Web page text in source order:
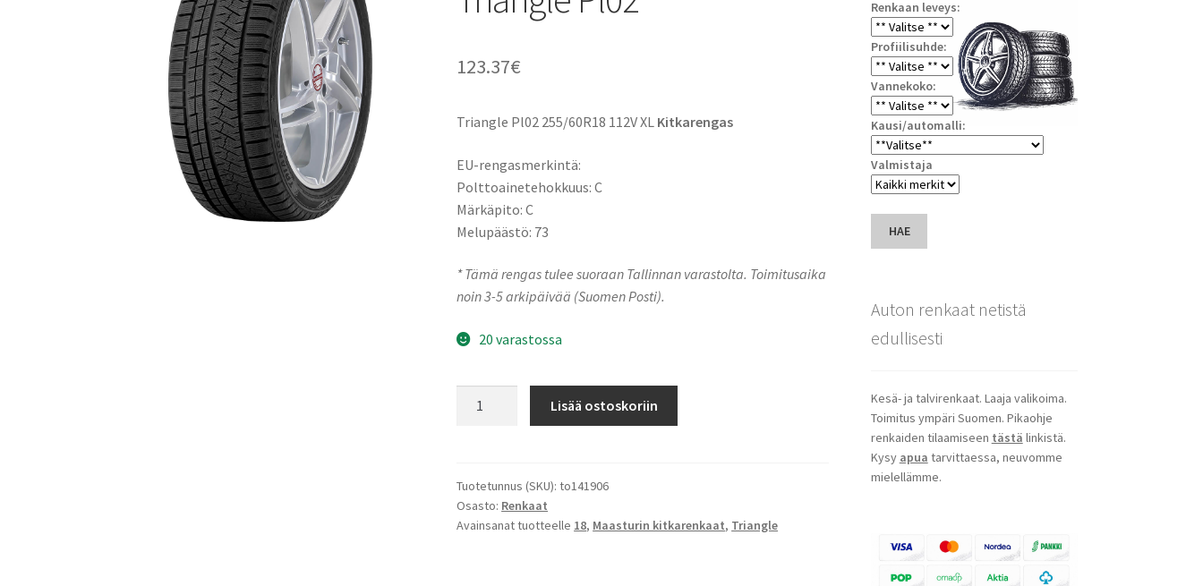
123.37€
Triangle Pl02 255/60R18 112V XL Kitkarengas
EU-rengasmerkintä:
Polttoainetehokkuus: C
Märkäpito: C
Melupäästö: 73
* Tämä rengas tulee suoraan Tallinnan varastolta. Toimitusaika
noin 3-5 arkipäivää (Suomen Posti).
20 varastossa
Pl02
määrä
Lisää ostoskoriin
Tuotetunnus (SKU):to141906
Osasto: Renkaat
Avainsanat tuotteelle 18, Maasturin kitkarenkaat, Triangle
Renkaan leveys:
Profiilisuhde:
Vannekoko:
Kausi/automalli:
Valmistaja
HAE
Auton renkaat netistä
edullisesti
Kesä- ja talvirenkaat. Laaja valikoima.
Toimitus ympäri Suomen. Pikaohje
renkaiden tilaamiseen tästä linkistä.
Kysy apua tarvittaessa, neuvomme
mielellämme.